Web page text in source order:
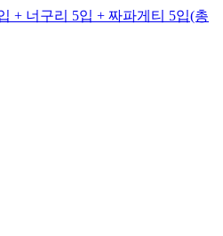
+ 너구리 5입 + 짜파게티 5입(총